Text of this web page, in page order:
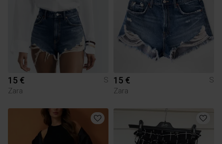
15 €
S
Zara
15 €
S
Zara